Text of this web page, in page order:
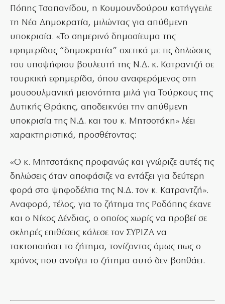
Πόπης Τσαπανίδου, η Κουμουνδούρου κατήγγειλε
τη Νέα Δημοκρατία, μιλώντας για απύθμενη
υποκρισία. «Το σημερινό δημοσίευμα της
εφημερίδας “δημοκρατία” σχετικά με τις δηλώσεις
του υποψήφιου βουλευτή της Ν.Δ. κ. Κατραντζή σε
τουρκική εφημερίδα, όπου αναφερόμενος στη
μουσουλμανική μειονότητα μιλά για Τούρκους της
Δυτικής Θράκης, αποδεικνύει την απύθμενη
υποκρισία της Ν.Δ. και του κ. Μητσοτάκη» λέει
χαρακτηριστικά, προσθέτοντας:
«Ο κ. Μητσοτάκης προφανώς και γνώριζε αυτές τις
δηλώσεις όταν αποφάσιζε να εντάξει για δεύτερη
φορά στα ψηφοδέλτια της Ν.Δ. τον κ. Κατραντζή».
Αναφορά, τέλος, για το ζήτημα της Ροδόπης έκανε
και ο Νίκος Δένδιας, ο οποίος χωρίς να προβεί σε
σκληρές επιθέσεις κάλεσε τον ΣΥΡΙΖΑ να
τακτοποιήσει το ζήτημα, τονίζοντας όμως πως ο
χρόνος που ανοίγει το ζήτημα αυτό δεν βοηθάει.